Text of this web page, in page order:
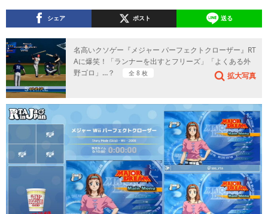
シェア ポスト 送る
名高いクソゲー『メジャー パーフェクトクローザー』RT
Aに爆笑！「ランナーを出すとフリーズ」「よくある外
野ゴロ」…？
全 8 枚 拡大写真